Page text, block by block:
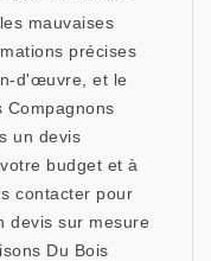
mauvaises
précises
d'œuvre, et le
Compagnons
un devis
budget et à
contacter pour
devis sur mesure
Du Bois